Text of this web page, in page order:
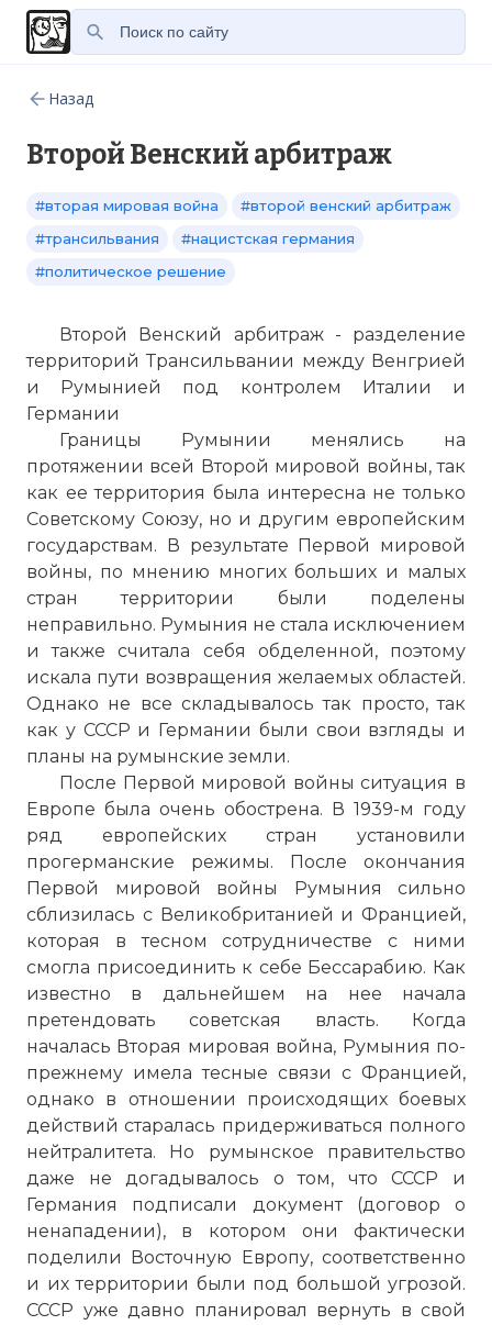
Назад
Второй Венский арбитраж
#вторая мировая война
#второй венский арбитраж
#трансильвания
#нацистская германия
#политическое решение
Второй Венский арбитраж - разделение
территорий Трансильвании между Венгрией
и Румынией под контролем Италии и
Германии
Границы Румынии менялись на
протяжении всей Второй мировой войны, так
как ее территория была интересна не только
Советскому Союзу, но и другим европейским
государствам. В результате Первой мировой
войны, по мнению многих больших и малых
стран территории были поделены
неправильно. Румыния не стала исключением
и также считала себя обделенной, поэтому
искала пути возвращения желаемых областей.
Однако не все складывалось так просто, так
как у СССР и Германии были свои взгляды и
планы на румынские земли.
После Первой мировой войны ситуация в
Европе была очень обострена. В 1939-м году
ряд европейских стран установили
прогерманские режимы. После окончания
Первой мировой войны Румыния сильно
сблизилась с Великобританией и Францией,
которая в тесном сотрудничестве с ними
смогла присоединить к себе Бессарабию. Как
известно в дальнейшем на нее начала
претендовать советская власть. Когда
началась Вторая мировая война, Румыния по-
прежнему имела тесные связи с Францией,
однако в отношении происходящих боевых
действий старалась придерживаться полного
нейтралитета. Но румынское правительство
даже не догадывалось о том, что СССР и
Германия подписали документ (договор о
ненападении), в котором они фактически
поделили Восточную Европу, соответственно
и их территории были под большой угрозой.
СССР уже давно планировал вернуть в свой